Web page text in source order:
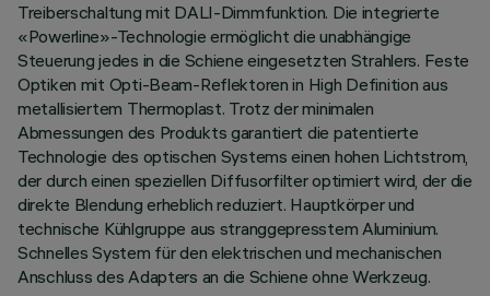
Treiberschaltung mit DALI-Dimmfunktion. Die integrierte
«Powerline»-Technologie ermöglicht die unabhängige
Steuerung jedes in die Schiene eingesetzten Strahlers. Feste
Optiken mit Opti-Beam-Reflektoren in High Definition aus
metallisiertem Thermoplast. Trotz der minimalen
Abmessungen des Produkts garantiert die patentierte
Technologie des optischen Systems einen hohen Lichtstrom,
der durch einen speziellen Diffusorfilter optimiert wird, der die
direkte Blendung erheblich reduziert. Hauptkörper und
technische Kühlgruppe aus stranggepresstem Aluminium.
Schnelles System für den elektrischen und mechanischen
Anschluss des Adapters an die Schiene ohne Werkzeug.